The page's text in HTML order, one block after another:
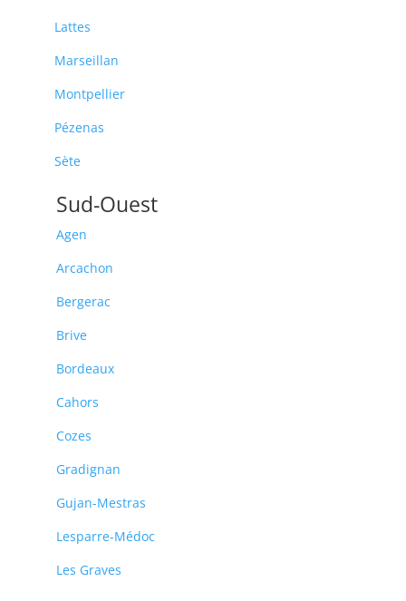
Lattes
Marseillan
Montpellier
Pézenas
Sète
Sud-Ouest
Agen
Arcachon
Bergerac
Brive
Bordeaux
Cahors
Cozes
Gradignan
Gujan-Mestras
Lesparre-Médoc
Les Graves